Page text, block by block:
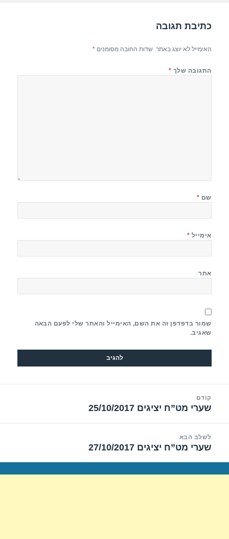
כתיבת תגובה
האימייל לא יוצג באתר. שדות החובה מסומנים*
התגובה שלך *
שם *
אימייל *
אתר
שמור בדפדפן זה את השם, האימייל והאתר שלי לפעם הבאה
שאגיב.
קודם
הפוסט
שערי מט”ח יציגים 25/10/2017
לשלב הבא
הפוסט
שערי מט”ח יציגים 27/10/2017